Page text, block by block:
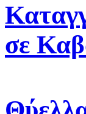
σε